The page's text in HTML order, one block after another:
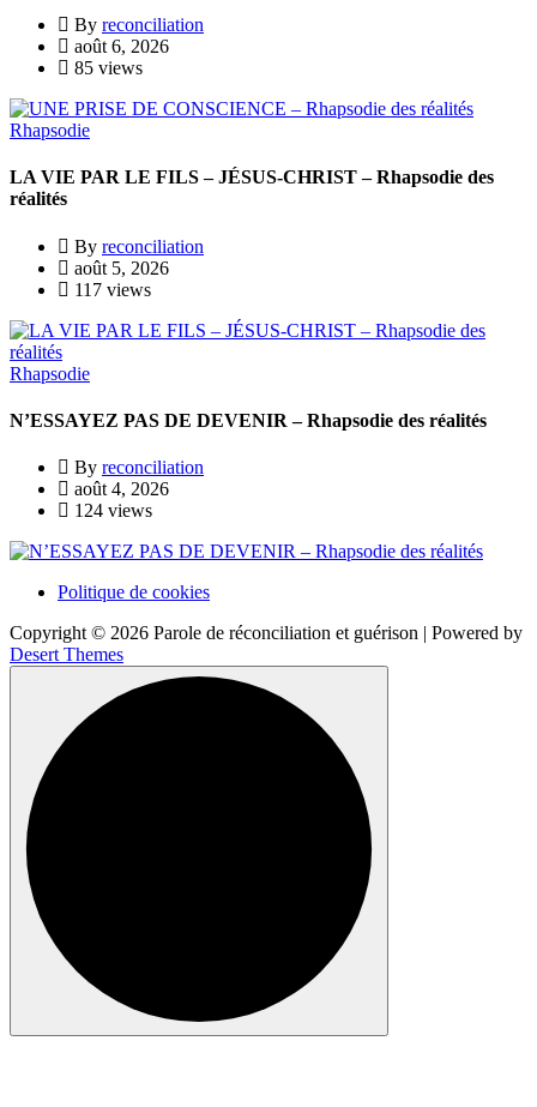
By reconciliation
août 6, 2026
85 views
Rhapsodie
LA VIE PAR LE FILS – JÉSUS-CHRIST – Rhapsodie des
réalités
By reconciliation
août 5, 2026
117 views
Rhapsodie
N’ESSAYEZ PAS DE DEVENIR – Rhapsodie des réalités
By reconciliation
août 4, 2026
124 views
Politique de cookies
Copyright © 2026 Parole de réconciliation et guérison | Powered by
Desert Themes